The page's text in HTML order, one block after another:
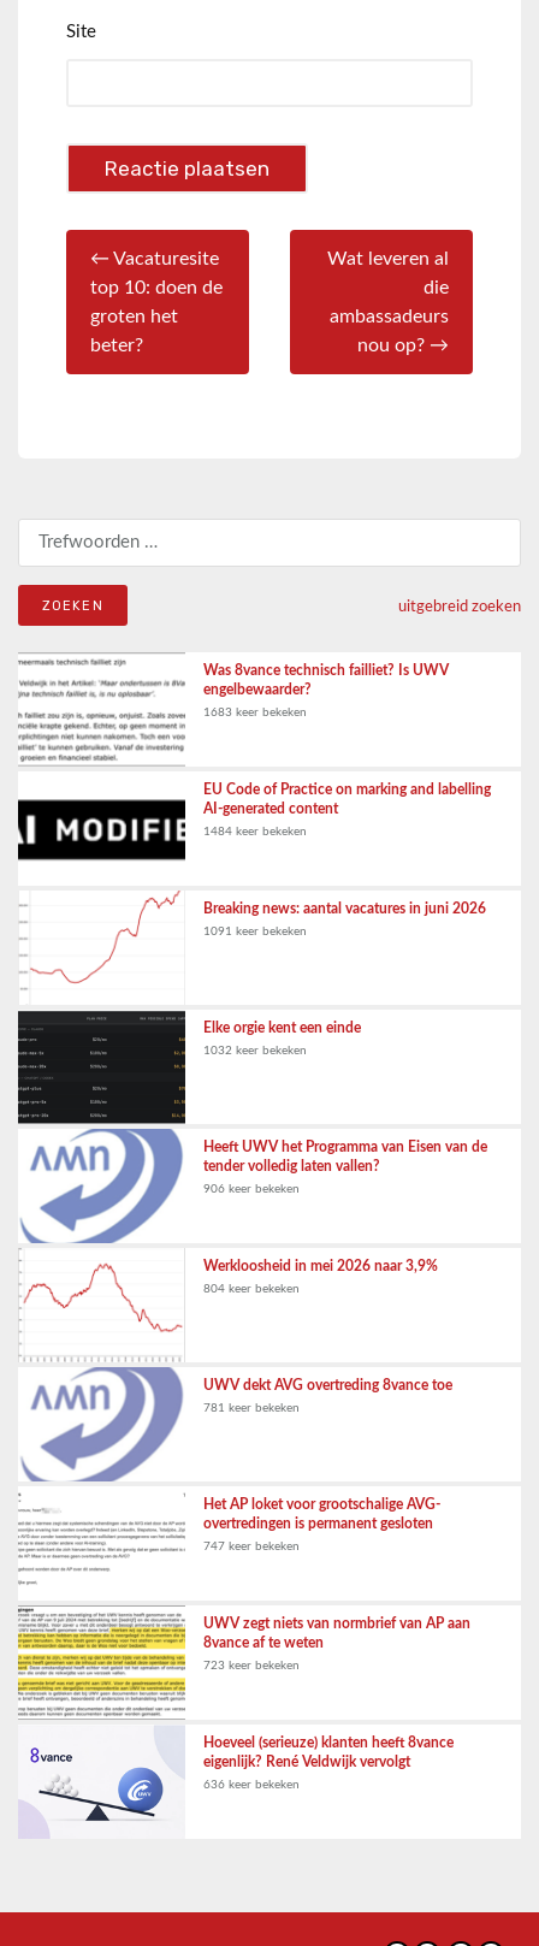
Site
← Vacaturesite
top 10: doen de
groten het
beter?
Wat leveren al
die
ambassadeurs
nou op? →
Zoeken naar:
uitgebreid zoeken
Was 8vance technisch failliet? Is UWV
engelbewaarder?
1683 keer bekeken
EU Code of Practice on marking and labelling
AI-generated content
1484 keer bekeken
Breaking news: aantal vacatures in juni 2026
1091 keer bekeken
Elke orgie kent een einde
1032 keer bekeken
Heeft UWV het Programma van Eisen van de
tender volledig laten vallen?
906 keer bekeken
Werkloosheid in mei 2026 naar 3,9%
804 keer bekeken
UWV dekt AVG overtreding 8vance toe
781 keer bekeken
Het AP loket voor grootschalige AVG-
overtredingen is permanent gesloten
747 keer bekeken
UWV zegt niets van normbrief van AP aan
8vance af te weten
723 keer bekeken
Hoeveel (serieuze) klanten heeft 8vance
eigenlijk? René Veldwijk vervolgt
636 keer bekeken